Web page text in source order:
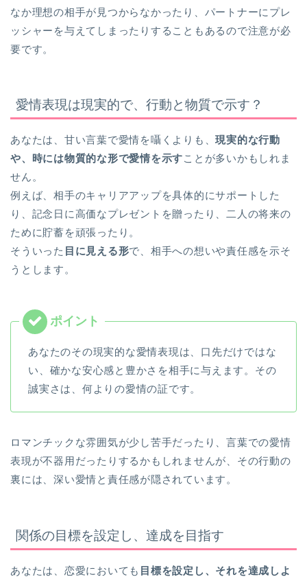
なか理想の相手が見つからなかったり、パートナーにプレ
ッシャーを与えてしまったりすることもあるので注意が必
要です。
愛情表現は現実的で、行動と物質で示す？
あなたは、甘い言葉で愛情を囁くよりも、現実的な行動
や、時には物質的な形で愛情を示すことが多いかもしれま
せん。
例えば、相手のキャリアアップを具体的にサポートした
り、記念日に高価なプレゼントを贈ったり、二人の将来の
ために貯蓄を頑張ったり。
そういった 目に見える形で、相手への想いや責任感を示そ
うとします。
あなたのその現実的な愛情表現は、口先だけではな
い、確かな安心感と豊かさを相手に与えます。その
誠実さは、何よりの愛情の証です。
ロマンチックな雰囲気が少し苦手だったり、言葉での愛情
表現が不器用だったりするかもしれませんが、その行動の
裏には、深い愛情と責任感が隠されています。
関係の目標を設定し、達成を目指す
あなたは、恋愛においても 目標を設定し、それを達成しよ